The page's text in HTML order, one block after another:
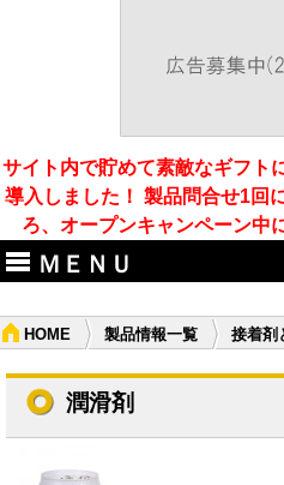
サイト内で貯めて素敵なギフト
導入しました！ 製品問合せ1回
ろ、オープンキャンペーン中
ＭＥＮＵ
HOME 製品情報一覧 接着剤
潤滑剤